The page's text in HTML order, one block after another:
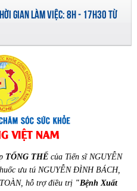
GIAN LÀM VIỆC:8H - 17H30 TỪ
TỔNG THỂcủa Tiến sĩ NGUYỄN
ưu tú NGUYỄN ĐÌNH BÁCH,
hỗ trợ điều trị "Bệnh Xuất